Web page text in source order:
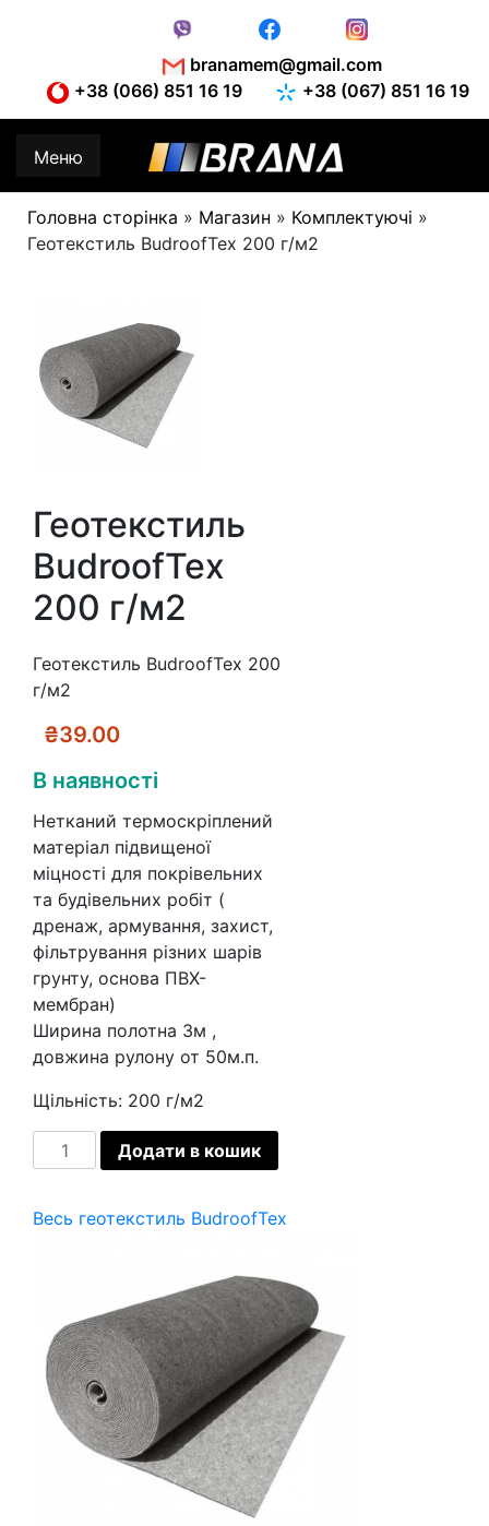
+38 (066) 851 16 19
+38 (067) 851 16 19
branamem@gmail.com
Меню
Головна сторінка » Магазин » Комплектуючі »
Геотекстиль BudroofTex 200 г/м2
Геотекстиль
BudroofTex
200 г/м2
Геотекстиль BudroofTex 200
г/м2
₴39.00
В наявності
Нетканий термоскріплений
матеріал підвищеної
міцності для покрівельних
та будівельних робіт (
дренаж, армування, захист,
фільтрування різних шарів
грунту, основа ПВХ-
мембран)
Ширина полотна 3м ,
довжина рулону от 50м.п.
Щільність: 200 г/м2
Геотекстиль
BudroofTex
г/
Додати в кошик
Весь геотекстиль BudroofTex